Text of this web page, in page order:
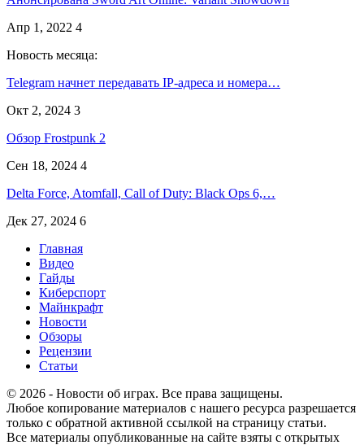
Апр 1, 2022 4
Новость месяца:
Telegram начнет передавать IP-адреса и номера…
Окт 2, 2024 3
Обзор Frostpunk 2
Сен 18, 2024 4
Delta Force, Atomfall, Call of Duty: Black Ops 6,…
Дек 27, 2024 6
Главная
Видео
Гайды
Киберспорт
Майнкрафт
Новости
Обзоры
Рецензии
Статьи
© 2026 - Новости об играх. Все права защищены.
Любое копирование материалов с нашего ресурса разрешается
только с обратной активной ссылкой на страницу статьи.
Все материалы опубликованные на сайте взяты с открытых